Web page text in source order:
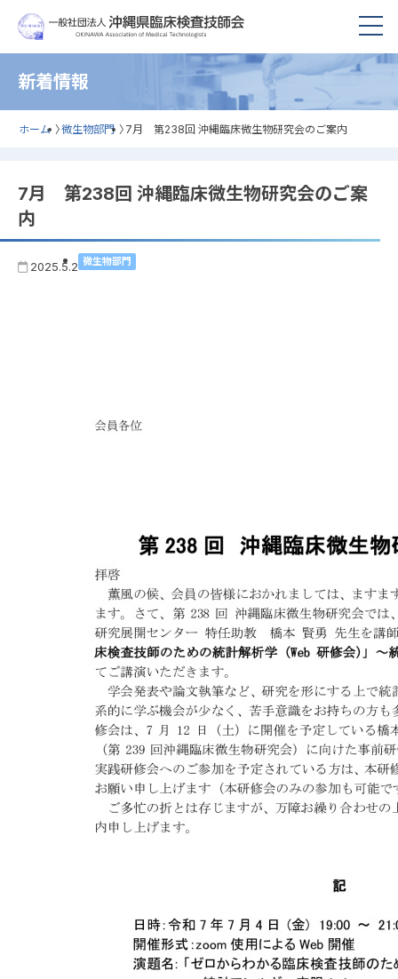
新着情報
ホーム 〉微生物部門 〉 7月 第238回 沖縄臨床微生物研究会のご案内
7月 第238回 沖縄臨床微生物研究会のご案
内
2025.5.2 微生物部門